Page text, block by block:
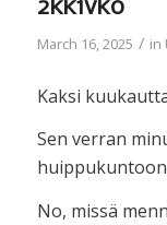
2kk1vko
March 16, 2025 / in
Kaksi
Sen verran
No, missä